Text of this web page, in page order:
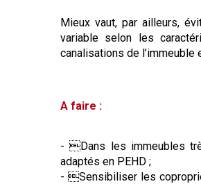
Mieux vaut, par ailleurs,
variable selon les
canalisations de l’immeuble
A faire :
- Dans les immeubles
adaptés en PEHD ;
- Sensibiliser les